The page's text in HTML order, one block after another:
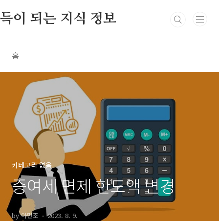
득이 되는 지식 정보
홈
카테고리 없음
증여세 면제 한도액 변경
by 아민조 2023. 8. 9.